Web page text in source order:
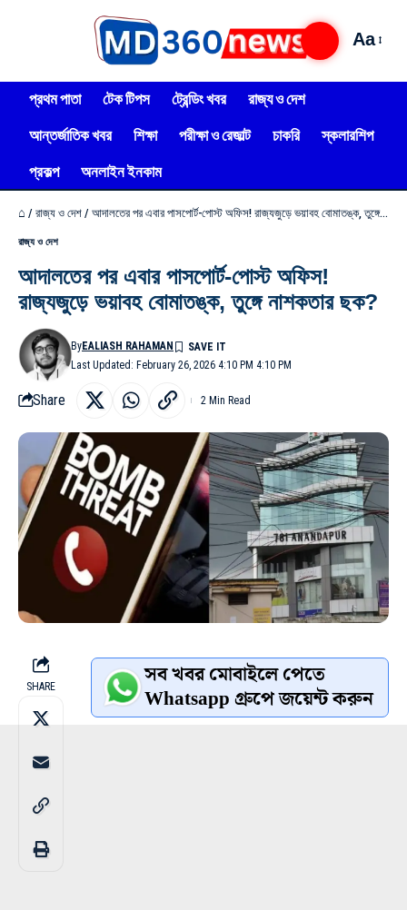
Aa
প্রথম পাতা টেক টিপস ট্রেন্ডিং খবর
রাজ্য ও দেশ
আন্তর্জাতিক খবর
শিক্ষা পরীক্ষা ও রেজাল্ট চাকরি
স্কলারশিপ
প্রকল্প
অনলাইন ইনকাম
⌂ / রাজ্য ও দেশ / আদালতের পর এবার পাসপোর্ট-পোস্ট অফিস! রাজ্যজুড়ে ভয়াবহ বোমাতঙ্ক, তুঙ্গে নাশকতার ছক?
রাজ্য ও দেশ
আদালতের পর এবার পাসপোর্ট-পোস্ট অফিস!
রাজ্যজুড়ে ভয়াবহ বোমাতঙ্ক, তুঙ্গে নাশকতার ছক?
Last Updated: February 26, 2026 4:10 PM 4:10 PM
ByEALIASH RAHAMAN
Share 2 Min Read
SHARE সব খবর মোবাইলে পেতে
Whatsapp গ্রুপে জয়েন্ট করুন